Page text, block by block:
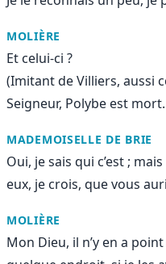
MOLIÈRE
Et celui-ci ?
(Imitant de Villiers, aussi
Seigneur, Polybe est
MADEMOISELLE DE BRIE
Oui, je sais qui c’est ;
eux, je crois, que vous
MOLIÈRE
Mon Dieu, il n’y en a